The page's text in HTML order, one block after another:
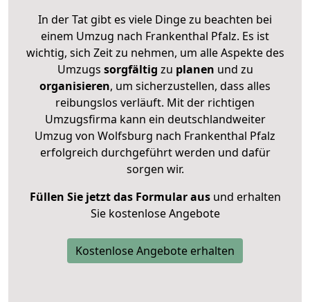
In der Tat gibt es viele Dinge zu beachten bei
einem Umzug nach Frankenthal Pfalz. Es ist
wichtig, sich Zeit zu nehmen, um alle Aspekte des
Umzugs sorgfältig zu planen und zu
organisieren, um sicherzustellen, dass alles
reibungslos verläuft. Mit der richtigen
Umzugsfirma kann ein deutschlandweiter
Umzug von Wolfsburg nach Frankenthal Pfalz
erfolgreich durchgeführt werden und dafür
sorgen wir.
Füllen Sie jetzt das Formular ausund erhalten
Sie kostenlose Angebote
Kostenlose Angebote erhalten